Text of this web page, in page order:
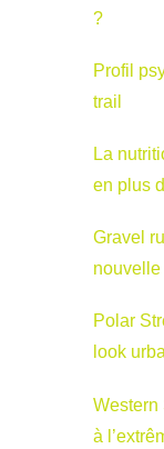
?
Profil
trail
La
en plus
Gravel
nouvelle
Polar
look
Western
à